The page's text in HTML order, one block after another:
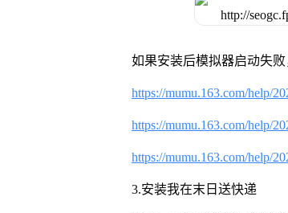
如果安装后模拟器启动失
https://mumu.163.com/help/
https://mumu.163.com/help/
https://mumu.163.com/help/
3.安装我在末日送快递